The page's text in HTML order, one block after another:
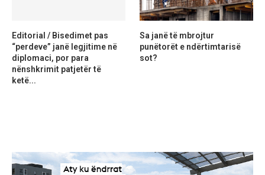
Editorial / Bisedimet pas
“perdeve” janë legjitime në
diplomaci, por para
nënshkrimit patjetër të
ketë...
Sa janë të mbrojtur
punëtorët e ndërtimtarisë
sot?